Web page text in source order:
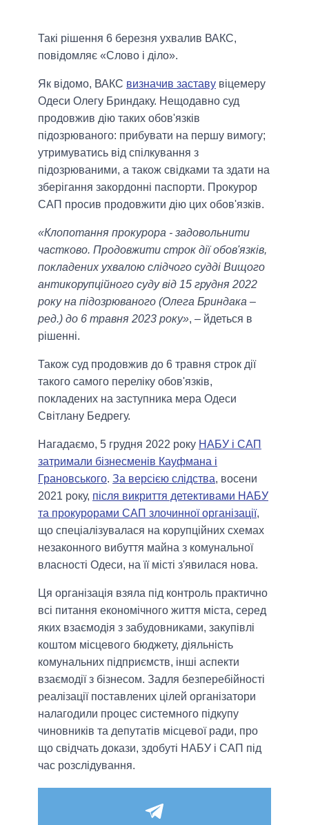
Такі рішення 6 березня ухвалив ВАКС,
повідомляє «Слово і діло».
Як відомо, ВАКС визначив заставу віцемеру
Одеси Олегу Бриндаку. Нещодавно суд
продовжив дію таких обов'язків
підозрюваного: прибувати на першу вимогу;
утримуватись від спілкування з
підозрюваними, а також свідками та здати на
зберігання закордонні паспорти. Прокурор
САП просив продовжити дію цих обов'язків.
«Клопотання прокурора - задовольнити
частково. Продовжити строк дії обов'язків,
покладених ухвалою слідчого судді Вищого
антикорупційного суду від 15 грудня 2022
року на підозрюваного (Олега Бриндака –
ред.) до 6 травня 2023 року», – йдеться в
рішенні.
Також суд продовжив до 6 травня строк дії
такого самого переліку обов'язків,
покладених на заступника мера Одеси
Світлану Бедрегу.
Нагадаємо, 5 грудня 2022 року НАБУ і САП
затримали бізнесменів Кауфмана і
Грановського. За версією слідства, восени
2021 року, після викриття детективами НАБУ
та прокурорами САП злочинної організації,
що спеціалізувалася на корупційних схемах
незаконного вибуття майна з комунальної
власності Одеси, на її місті з'явилася нова.
Ця організація взяла під контроль практично
всі питання економічного життя міста, серед
яких взаємодія з забудовниками, закупівлі
коштом місцевого бюджету, діяльність
комунальних підприємств, інші аспекти
взаємодії з бізнесом. Задля безперебійності
реалізації поставлених цілей організатори
налагодили процес системного підкупу
чиновників та депутатів місцевої ради, про
що свідчать докази, здобуті НАБУ і САП під
час розслідування.